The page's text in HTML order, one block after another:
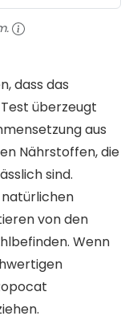
dass das
überzeugt
aus
Nährstoffen, die
sind.
von den
Wenn